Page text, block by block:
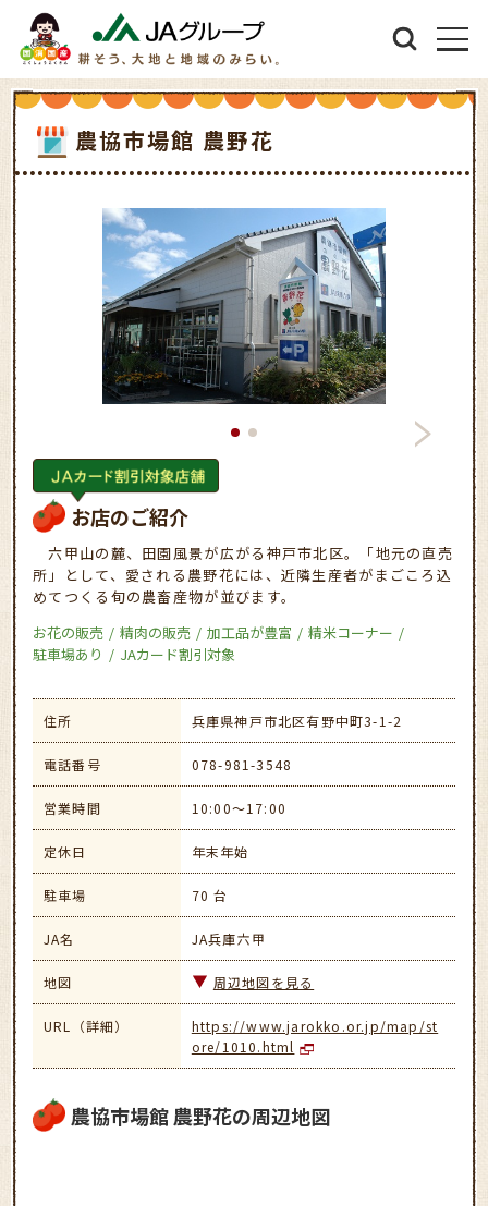
農協市場館 農野花
お店のご紹介
六甲山の麓、田園風景が広がる神戸市北区。「地元の直売
所」として、愛される農野花には、近隣生産者がまごころ込
めてつくる旬の農畜産物が並びます。
お花の販売
精肉の販売 加工品が豊富
精米コーナー
駐車場あり
JAカード割引対象
住所 兵庫県神戸市北区有野中町3-1-2
電話番号 078-981-3548
営業時間 10:00～17:00
定休日 年末年始
駐車場 70 台
JA名 JA兵庫六甲
地図 周辺地図を見る
URL（詳細）
https://www.jarokko.or.jp/map/st
ore/1010.html
農協市場館 農野花の周辺地図